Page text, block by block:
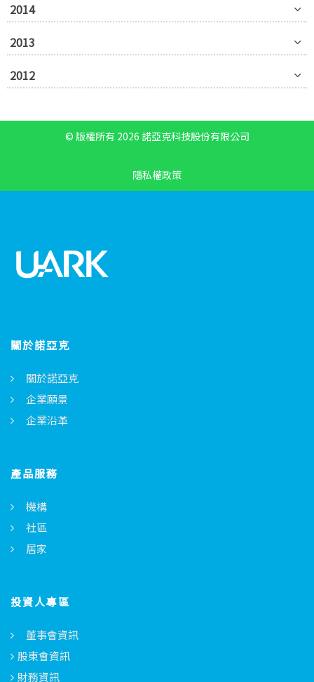
2014
2013
2012
© 版權所有 2026 諾亞克科技股份有限公司
隱私權政策
關於諾亞克
關於諾亞克
企業願景
企業沿革
產品服務
機構
社區
居家
投資人專區
董事會資訊
股東會資訊
財務資訊